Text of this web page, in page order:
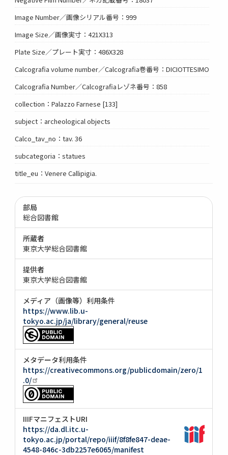
Image Number／画像シリアル番号：999
Image Size／画像実寸：421X313
Plate Size／プレート実寸：486X328
Calcografia volume number／Calcografia巻番号：DICIOTTESIMO
Calcografia Number／Calcografiaレゾネ番号：858
collection：Palazzo Farnese [133]
subject：archeological objects
Calco_tav_no：tav. 36
subcategoria：statues
title_eu：Venere Callipigia.
部局
総合図書館
所蔵者
東京大学総合図書館
提供者
東京大学総合図書館
メディア（画像等）利用条件
https://www.lib.u-
tokyo.ac.jp/ja/library/general/reuse
メタデータ利用条件
https://creativecommons.org/publicdomain/zero/1
.0/
IIIFマニフェストURI
https://da.dl.itc.u-
tokyo.ac.jp/portal/repo/iiif/8f8fe847-deae-
4548-846c-3db2257e6065/manifest